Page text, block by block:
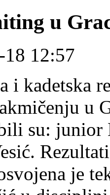
u
18 12:57
i kadetska
u
su: junior
je